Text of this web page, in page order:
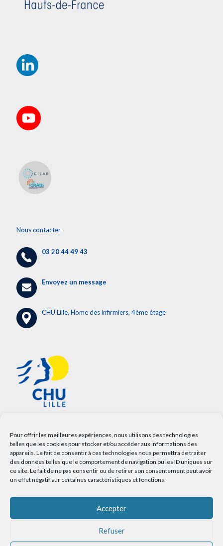
Pour offrir les meilleures expériences, nous utilisons des technologies
telles que les cookies pour stocker et/ou accéder aux informations des
appareils. Le fait de consentir à ces technologies nous permettra de traiter
des données telles que le comportement de navigation ou les ID uniques sur
ce site. Le fait de ne pas consentir ou de retirer son consentement peut avoir
un effet négatif sur certaines caractéristiques et fonctions.
Accepter
Refuser
Nous contacter
03 20 44 49 43
Envoyez un message
CHU Lille, Home des infirmiers, 4ème étage